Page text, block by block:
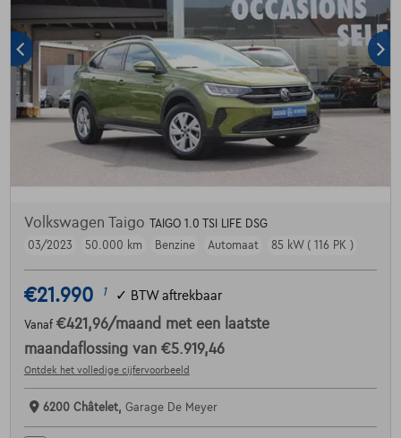
Volkswagen Taigo
TAIGO 1.0 TSI LIFE DSG
03/2023
50.000 km Benzine Automaat 85 kW ( 116 PK )
€21.990 1 ✓ BTW aftrekbaar
Vanaf €421,96/maand met een laatste
maandaflossing van €5.919,46
Ontdek het volledige cijfervoorbeeld
6200 Châtelet, Garage De Meyer